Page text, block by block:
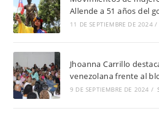
Allende a 51 años del
11 DE SEPTIEMBRE DE 2024 /
Jhoanna Carrillo
venezolana frente al
9 DE SEPTIEMBRE DE 2024 /